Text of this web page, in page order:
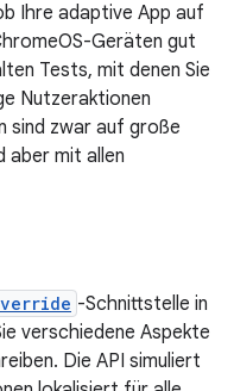
Ihre adaptive App auf
Geräten gut
Tests, mit denen Sie
Nutzeraktionen
sind zwar auf große
aber mit allen
-Schnittstelle in
verschiedene Aspekte
Die API simuliert